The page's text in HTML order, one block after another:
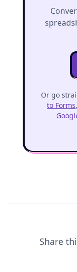
Or go
to Forms,
Share